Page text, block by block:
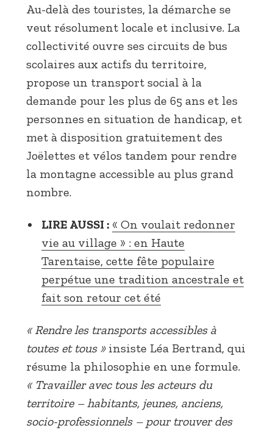
Au-delà des touristes, la démarche se
veut résolument locale et inclusive. La
collectivité ouvre ses circuits de bus
scolaires aux actifs du territoire,
propose un transport social à la
demande pour les plus de 65 ans et les
personnes en situation de handicap, et
met à disposition gratuitement des
Joëlettes et vélos tandem pour rendre
la montagne accessible au plus grand
nombre.
LIRE AUSSI : « On voulait redonner
vie au village » : en Haute
Tarentaise, cette fête populaire
perpétue une tradition ancestrale et
fait son retour cet été
« Rendre les transports accessibles à
toutes et tous »insiste Léa Bertrand, qui
résume la philosophie en une formule.
« Travailler avec tous les acteurs du
territoire – habitants, jeunes, anciens,
socio-professionnels – pour trouver des